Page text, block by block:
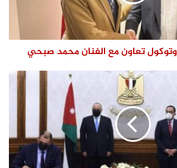
تعاون مع الفنان محمد صبحي